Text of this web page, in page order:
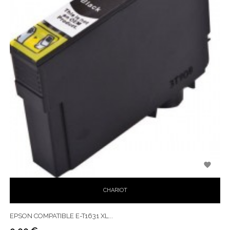
CHARIOT

EPSON COMPATIBLE E-T1631 XL...